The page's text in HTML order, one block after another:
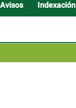
Avisos Indexación